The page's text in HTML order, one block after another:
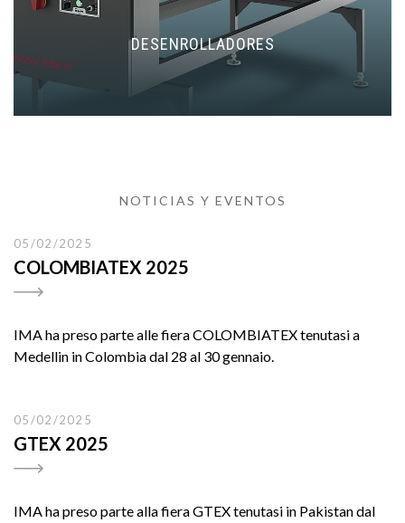
DESENROLLADORES
NOTICIAS Y EVENTOS
05/02/2025
COLOMBIATEX 2025
IMA ha preso parte alle fiera COLOMBIATEX tenutasi a
Medellin in Colombia dal 28 al 30 gennaio.
05/02/2025
GTEX 2025
IMA ha preso parte alla fiera GTEX tenutasi in Pakistan dal